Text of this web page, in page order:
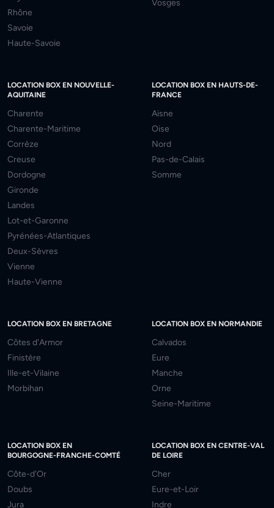
Rhône
Savoie
Haute-Savoie
Vosges
LOCATION BOX EN NOUVELLE-
AQUITAINE
Charente
Charente-Maritime
Corrèze
Creuse
Dordogne
Gironde
Landes
Lot-et-Garonne
Pyrénées-Atlantiques
Deux-Sèvres
Vienne
Haute-Vienne
LOCATION BOX EN HAUTS-DE-
FRANCE
Aisne
Oise
Nord
Pas-de-Calais
Somme
LOCATION BOX EN BRETAGNE
Côtes d'Armor
Finistère
Ille-et-Vilaine
Morbihan
LOCATION BOX EN NORMANDIE
Calvados
Eure
Manche
Orne
Seine-Maritime
LOCATION BOX EN
BOURGOGNE-FRANCHE-COMTÉ
Côte-d'Or
Doubs
Jura
LOCATION BOX EN CENTRE-VAL
DE LOIRE
Cher
Eure-et-Loir
Indre